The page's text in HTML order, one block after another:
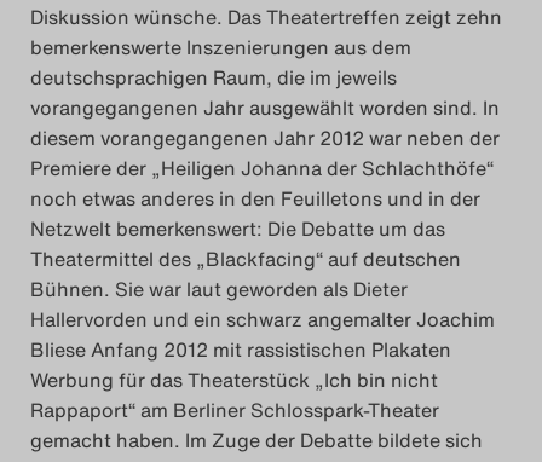
Das Theatertreffen-Blog
2014
Das Theatertreffen-Blog
2015
Das Theatertreffen-Blog
2016
Das Theatertreffen-Blog
2017
Diskussion wünsche. Das Theatertreffen zeigt zehn
bemerkenswerte Inszenierungen aus dem
deutschsprachigen Raum, die im jeweils
vorangegangenen Jahr ausgewählt worden sind. In
diesem vorangegangenen Jahr 2012 war neben der
Premiere der „Heiligen Johanna der Schlachthöfe“
noch etwas anderes in den Feuilletons und in der
Netzwelt bemerkenswert: Die Debatte um das
Theatermittel des „Blackfacing“ auf deutschen
Bühnen. Sie war laut geworden als Dieter
Hallervorden und ein schwarz angemalter Joachim
Bliese Anfang 2012 mit rassistischen Plakaten
Werbung für das Theaterstück „Ich bin nicht
Rappaport“ am Berliner Schlosspark-Theater
gemacht haben. Im Zuge der Debatte bildete sich